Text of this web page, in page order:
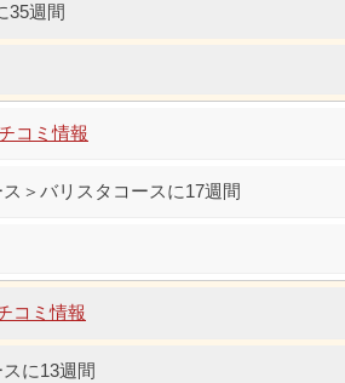
35週間
コミ情報
＞バリスタコースに17週間
コミ情報
に13週間